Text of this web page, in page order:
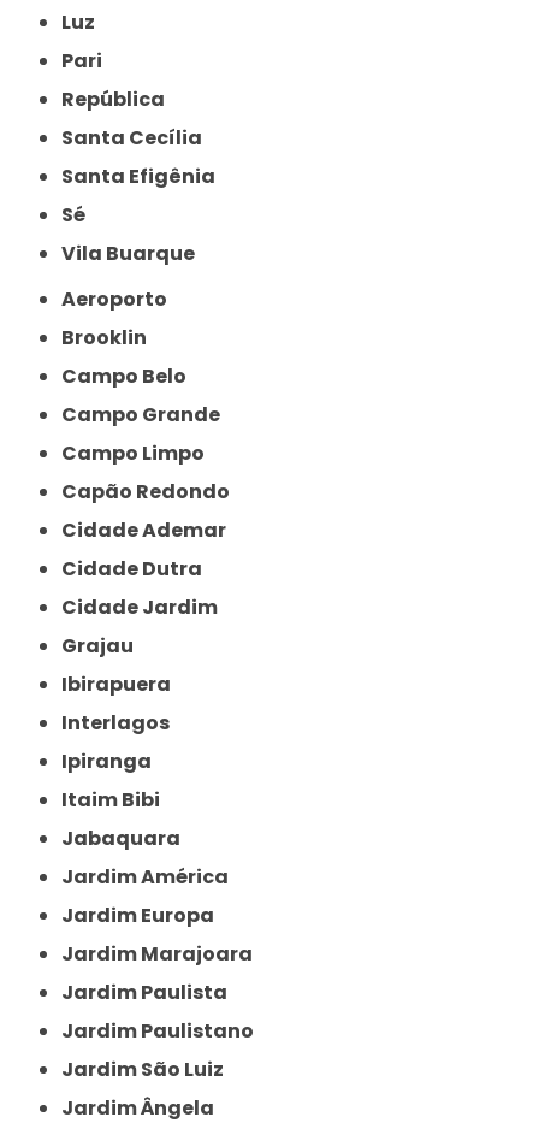
Luz
Pari
República
Santa Cecília
Santa Efigênia
Sé
Vila Buarque
Aeroporto
Brooklin
Campo Belo
Campo Grande
Campo Limpo
Capão Redondo
Cidade Ademar
Cidade Dutra
Cidade Jardim
Grajau
Ibirapuera
Interlagos
Ipiranga
Itaim Bibi
Jabaquara
Jardim América
Jardim Europa
Jardim Marajoara
Jardim Paulista
Jardim Paulistano
Jardim São Luiz
Jardim Ângela